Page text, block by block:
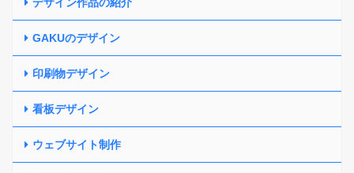
GAKUのデザイン
印刷物デザイン
看板デザイン
ウェブサイト制作